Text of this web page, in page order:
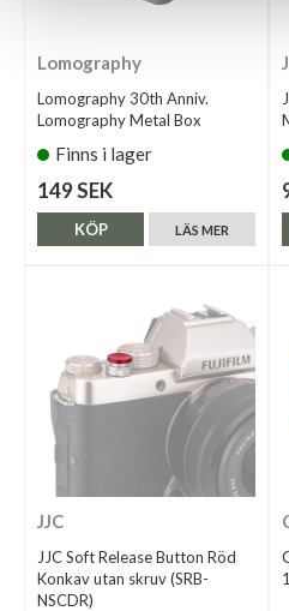
Lomography
Lomography 30th Anniv.
Lomography Metal Box
Finns i lager
149 SEK
LÄS MER
KÖP
JJC
JJC Soft Release Button Röd
Konkav utan skruv (SRB-
NSCDR)